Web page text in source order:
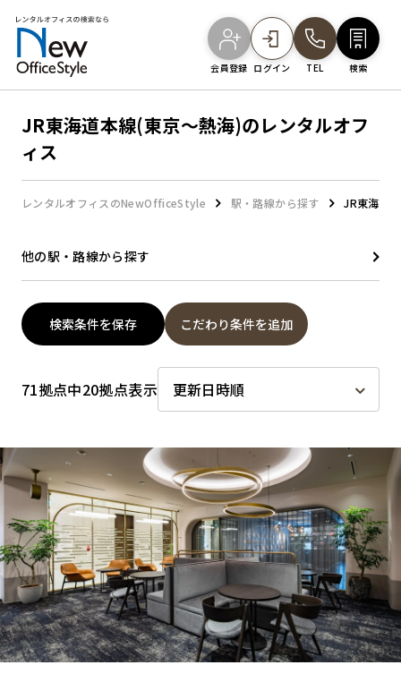
会員登録 ログイン TEL 検索
オフィスを探す
主要エリアから探す
駅・路線から探す
地図から探す
キャンペーンから探す
ブランドから探す
オフィススタイルから探す
0120-999-076
JR東海道本線(東京～熱海)のレンタルオフ
ィス
レンタルオフィスのNewOfficeStyle 駅・路線から探す JR東海道
他の駅・路線から探す
検索条件を保存 こだわり条件を追加
71拠点中20拠点表示